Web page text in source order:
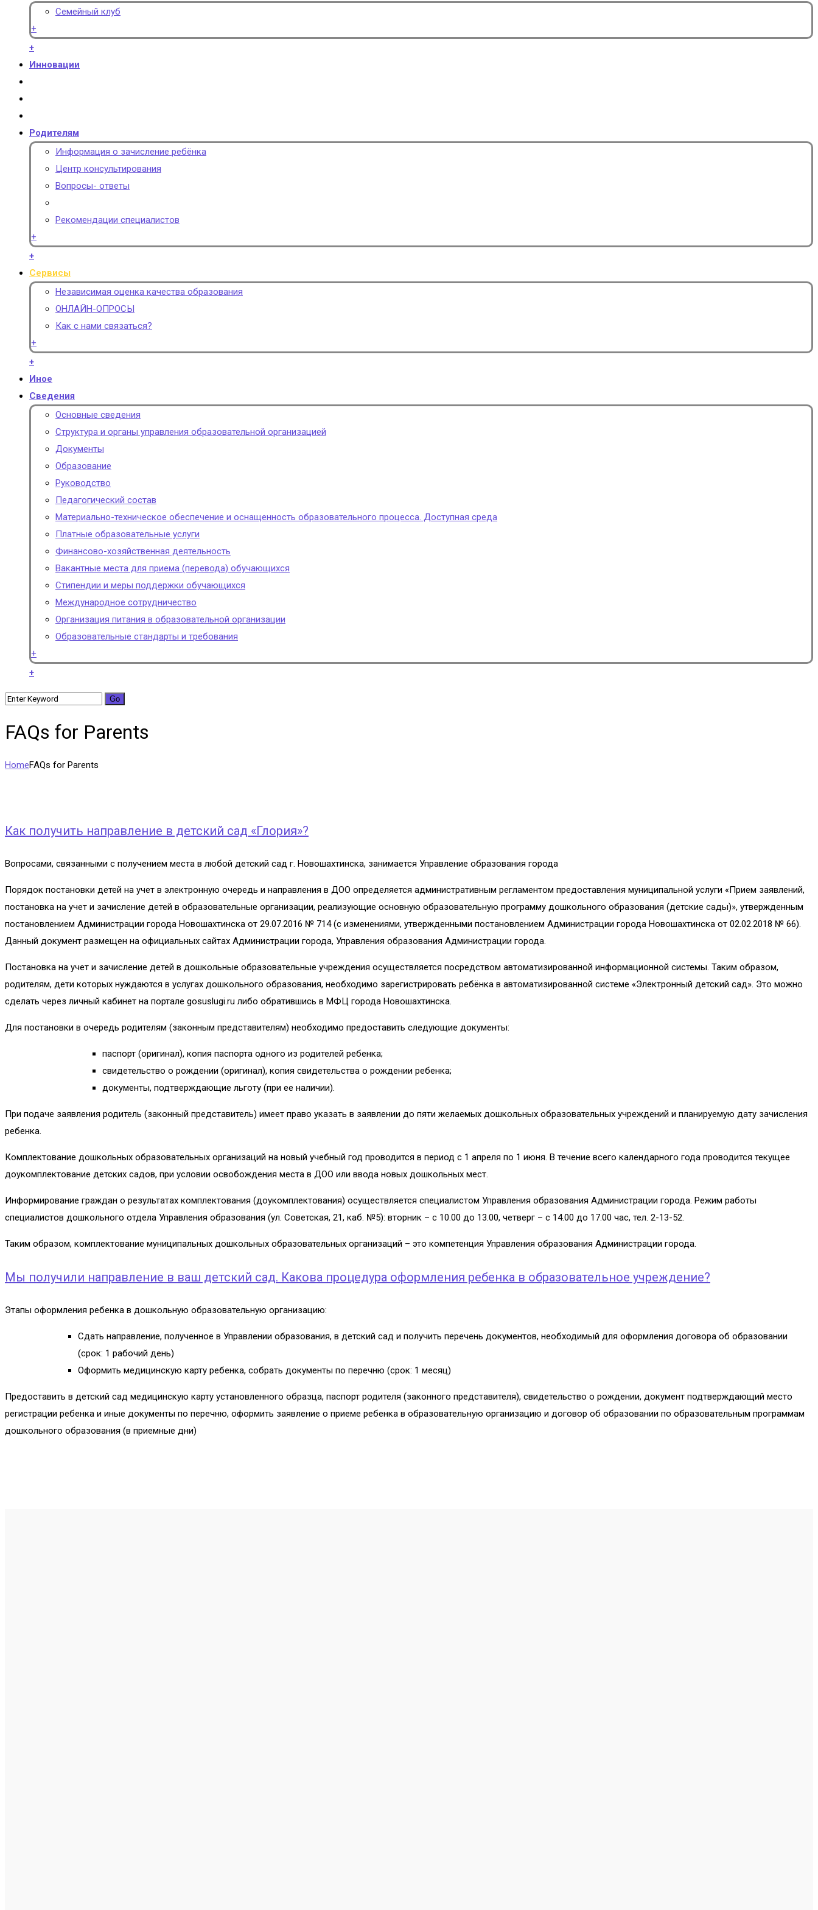
Семейный клуб
+
+
Инновации
Родителям
Информация о зачисление ребёнка
Центр консультирования
Вопросы- ответы
Рекомендации специалистов
+
+
Сервисы
Независимая оценка качества образования
ОНЛАЙН-ОПРОСЫ
Как с нами связаться?
+
+
Иное
Сведения
Основные сведения
Структура и органы управления образовательной организацией
Документы
Образование
Руководство
Педагогический состав
Материально-техническое обеспечение и оснащенность образовательного процесса. Доступная среда
Платные образовательные услуги
Финансово-хозяйственная деятельность
Вакантные места для приема (перевода) обучающихся
Стипендии и меры поддержки обучающихся
Международное сотрудничество
Организация питания в образовательной организации
Образовательные стандарты и требования
+
+
FAQs for Parents
HomeFAQs for Parents
Как получить направление в детский сад «Глория»?
Вопросами, связанными с получением места в любой детский сад г. Новошахтинска, занимается Управление образования города
Порядок постановки детей на учет в электронную очередь и направления в ДОО определяется административным регламентом предоставления муниципальной услуги «Прием заявлений,
постановка на учет и зачисление детей в образовательные организации, реализующие основную образовательную программу дошкольного образования (детские сады)», утвержденным
постановлением Администрации города Новошахтинска от 29.07.2016 № 714 (с изменениями, утвержденными постановлением Администрации города Новошахтинска от 02.02.2018 № 66).
Данный документ размещен на официальных сайтах Администрации города, Управления образования Администрации города.
Постановка на учет и зачисление детей в дошкольные образовательные учреждения осуществляется посредством автоматизированной информационной системы. Таким образом,
родителям, дети которых нуждаются в услугах дошкольного образования, необходимо зарегистрировать ребёнка в автоматизированной системе «Электронный детский сад». Это можно
сделать через личный кабинет на портале gosuslugi.ru либо обратившись в МФЦ города Новошахтинска.
Для постановки в очередь родителям (законным представителям) необходимо предоставить следующие документы:
паспорт (оригинал), копия паспорта одного из родителей ребенка;
свидетельство о рождении (оригинал), копия свидетельства о рождении ребенка;
документы, подтверждающие льготу (при ее наличии).
При подаче заявления родитель (законный представитель) имеет право указать в заявлении до пяти желаемых дошкольных образовательных учреждений и планируемую дату зачисления
ребенка.
Комплектование дошкольных образовательных организаций на новый учебный год проводится в период с 1 апреля по 1 июня. В течение всего календарного года проводится текущее
доукомплектование детских садов, при условии освобождения места в ДОО или ввода новых дошкольных мест.
Информирование граждан о результатах комплектования (доукомплектования) осуществляется специалистом Управления образования Администрации города. Режим работы
специалистов дошкольного отдела Управления образования (ул. Советская, 21, каб. №5): вторник – с 10.00 до 13.00, четверг – с 14.00 до 17.00 час, тел. 2-13-52.
Таким образом, комплектование муниципальных дошкольных образовательных организаций – это компетенция Управления образования Администрации города.
Мы получили направление в ваш детский сад. Какова процедура оформления ребенка в образовательное учреждение?
Этапы оформления ребенка в дошкольную образовательную организацию:
Сдать направление, полученное в Управлении образования, в детский сад и получить перечень документов, необходимый для оформления договора об образовании
(срок: 1 рабочий день)
Оформить медицинскую карту ребенка, собрать документы по перечню (срок: 1 месяц)
Предоставить в детский сад медицинскую карту установленного образца, паспорт родителя (законного представителя), свидетельство о рождении, документ подтверждающий место
регистрации ребенка и иные документы по перечню, оформить заявление о приеме ребенка в образовательную организацию и договор об образовании по образовательным программам
дошкольного образования (в приемные дни)